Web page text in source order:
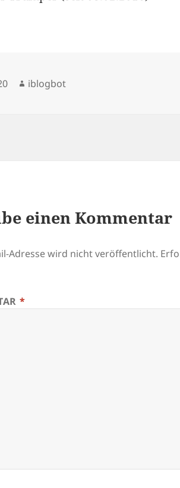
Autor
iblogbot
einen Kommentar
Adresse wird nicht veröffentlicht.
*